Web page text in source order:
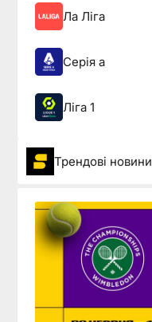
Ла Ліга
Серія а
Ліга 1
Трендові новини